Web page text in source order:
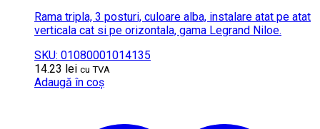
Rama tripla, 3 posturi, culoare alba, instalare atat pe atat
verticala cat si pe orizontala, gama Legrand Niloe.
SKU: 01080001014135
14.23 lei cu TVA
Adaugă în coș